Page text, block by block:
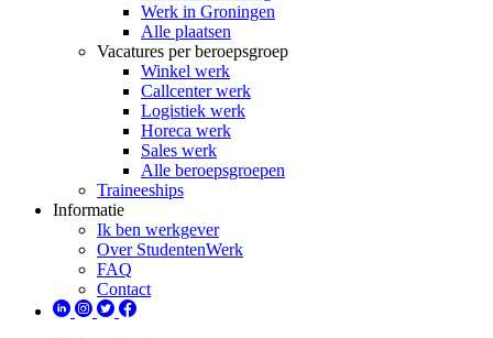
Werk in Groningen
Alle plaatsen
Vacatures per beroepsgroep
Winkel werk
Callcenter werk
Logistiek werk
Horeca werk
Sales werk
Alle beroepsgroepen
Traineeships
Informatie
Ik ben werkgever
Over StudentenWerk
FAQ
Contact